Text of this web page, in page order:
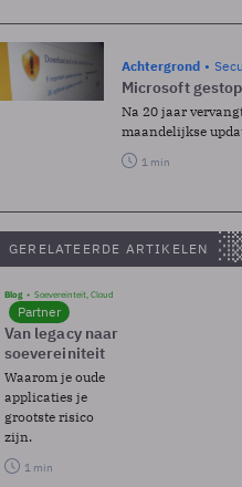
Achtergrond
Microsoft
Na 20 jaar
maandelijkse
1 min
GERELATEERDE ARTIKELEN
Blog Soevereinteit, Cloud
Partner
Van legacy naar
soevereiniteit
Waarom je oude
applicaties je
grootste risico
zijn.
1 min